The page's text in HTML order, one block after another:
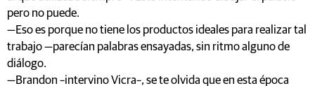
pero no puede.
—Eso es porque no tiene los productos ideales para realizar tal
trabajo —parecían palabras ensayadas, sin ritmo alguno de
diálogo.
—Brandon –intervino Vicra–, se te olvida que en esta época